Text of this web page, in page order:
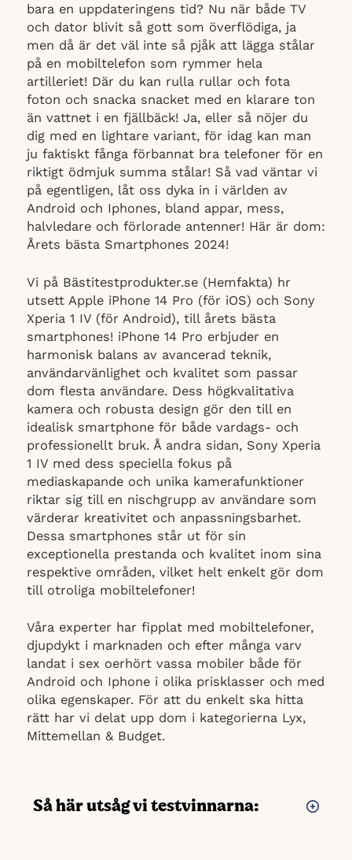
bara en uppdateringens tid? Nu när både TV
och dator blivit så gott som överflödiga, ja
men då är det väl inte så pjåk att lägga stålar
på en mobiltelefon som rymmer hela
artilleriet! Där du kan rulla rullar och fota
foton och snacka snacket med en klarare ton
än vattnet i en fjällbäck! Ja, eller så nöjer du
dig med en lightare variant, för idag kan man
ju faktiskt fånga förbannat bra telefoner för en
riktigt ödmjuk summa stålar! Så vad väntar vi
på egentligen, låt oss dyka in i världen av
Android och Iphones, bland appar, mess,
halvledare och förlorade antenner! Här är dom:
Årets bästa Smartphones 2024!
Vi på Bästitestprodukter.se (Hemfakta) hr
utsett Apple iPhone 14 Pro (för iOS) och Sony
Xperia 1 IV (för Android), till årets bästa
smartphones! iPhone 14 Pro erbjuder en
harmonisk balans av avancerad teknik,
användarvänlighet och kvalitet som passar
dom flesta användare. Dess högkvalitativa
kamera och robusta design gör den till en
idealisk smartphone för både vardags- och
professionellt bruk. Å andra sidan, Sony Xperia
1 IV med dess speciella fokus på
mediaskapande och unika kamerafunktioner
riktar sig till en nischgrupp av användare som
värderar kreativitet och anpassningsbarhet.
Dessa smartphones står ut för sin
exceptionella prestanda och kvalitet inom sina
respektive områden, vilket helt enkelt gör dom
till otroliga mobiltelefoner!
Våra experter har fipplat med mobiltelefoner,
djupdykt i marknaden och efter många varv
landat i sex oerhört vassa mobiler både för
Android och Iphone i olika prisklasser och med
olika egenskaper. För att du enkelt ska hitta
rätt har vi delat upp dom i kategorierna Lyx,
Mittemellan & Budget.
Så här utsåg vi testvinnarna: